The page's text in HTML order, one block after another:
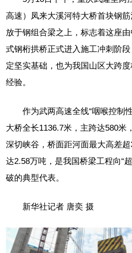
高速）凤来大溪河特大桥首块钢
放于钢组合梁之上，标志着这座
式钢桁拱桥正式进入施工冲刺阶
定坚实基础，也为我国山区大跨
经验。
作为武两高速全线“咽喉控制
大桥全长1136.7米，主跨达580米
深切峡谷，桥面距河面最大高差
达2.58万吨，是我国桥梁工程向“
破的典型代表。
新华社记者 唐奕 摄